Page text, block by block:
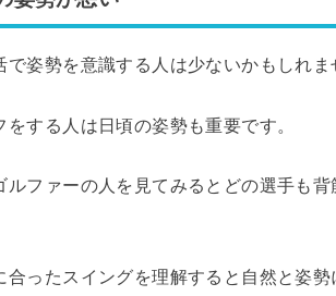
で姿勢を意識する人は少ないかもしれま
をする人は日頃の姿勢も重要です。
ルファーの人を見てみるとどの選手も
合ったスイングを理解すると自然と姿勢